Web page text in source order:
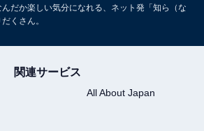
だか楽しい気分になれる、ネット発「知ら（な
くさん。
関連サービス
All About Japan